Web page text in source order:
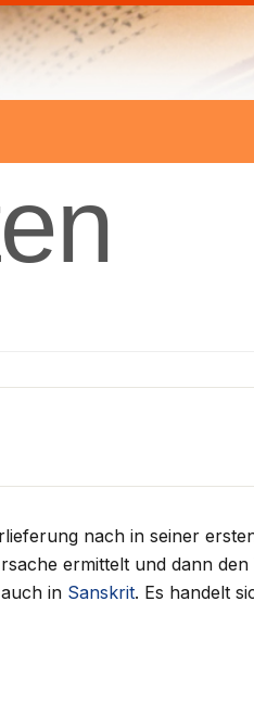
nach in seiner
ermittelt und dann
in Sanskrit. Es handelt